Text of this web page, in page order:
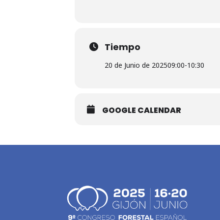
Tiempo
20 de Junio de 202509:00-10:30
GOOGLE CALENDAR